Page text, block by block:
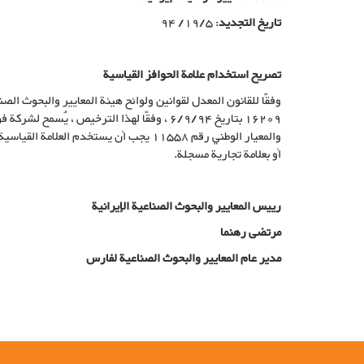
تاریخ التجدید: 19/5/ 94
تصريح استخدام علامة الحوافز القياسية
16209 بتاريخ 6/9/94 ، وفقًا لهذا الترخيص ،
والمعيار الوطني رقم 11558 يجب أن يستخدم
أو بعلامة تجارية مسجلة.
رییس المعايير والبحوث الصناعية الإيرانية
مرتضی رهنما
مدیر عام المعايير والبحوث الصناعية لفارس